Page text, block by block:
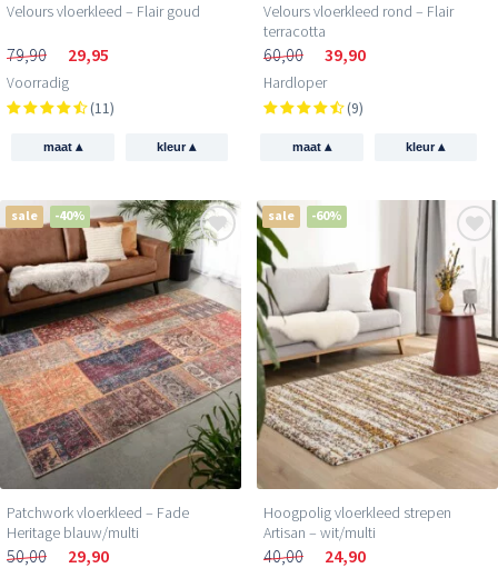
Velours vloerkleed – Flair goud
79,90 29,95
Voorradig
(11)
maat ▴ kleur▴
Velours vloerkleed rond – Flair
terracotta
60,00 39,90
Hardloper
(9)
maat ▴ kleur▴
sale -40%
Patchwork vloerkleed – Fade
Heritage blauw/multi
50,00 29,90
sale -60%
Hoogpolig vloerkleed strepen
Artisan – wit/multi
40,00 24,90